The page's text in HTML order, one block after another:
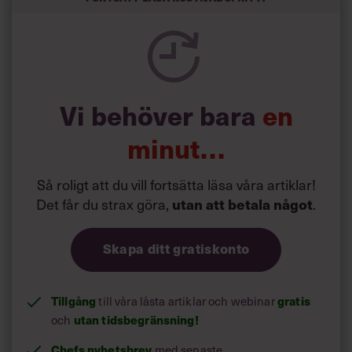
Vi behöver bara en
minut…
Så roligt att du vill fortsätta läsa våra artiklar!
Det får du strax göra, utan att betala något.
Skapa ditt gratiskonto
Tillgångtill våra låsta artiklar och webinargratis
och utan tidsbegränsning!